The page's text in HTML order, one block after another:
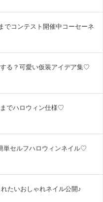
コンテスト開催中コーセーネ
る？可愛い仮装アイデア集♡
でハロウィン仕様♡
単セルフハロウィンネイル♡
れたいおしゃれネイル公開♪